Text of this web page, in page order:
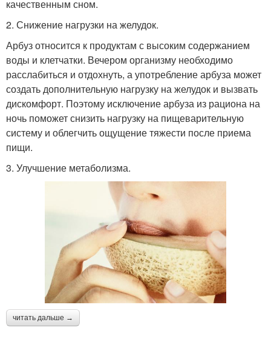
качественным сном.
2. Снижение нагрузки на желудок.
Арбуз относится к продуктам с высоким содержанием
воды и клетчатки. Вечером организму необходимо
расслабиться и отдохнуть, а употребление арбуза может
создать дополнительную нагрузку на желудок и вызвать
дискомфорт. Поэтому исключение арбуза из рациона на
ночь поможет снизить нагрузку на пищеварительную
систему и облегчить ощущение тяжести после приема
пищи.
3. Улучшение метаболизма.
читать дальше →